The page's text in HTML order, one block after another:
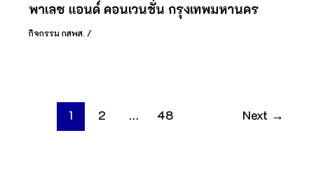
พาเลซ แอนด์ คอนเวนชั่น กรุงเทพมหานคร
กิจกรรม กสพส. /
1 2 … 48 Next →